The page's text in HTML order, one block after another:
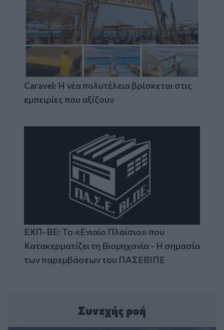
Caravel: Η νέα πολυτέλεια βρίσκεται στις
εμπειρίες που αξίζουν
ΕΧΠ-ΒΕ: Το «Ενιαίο Πλαίσιο» που
Κατακερματίζει τη Βιομηχανία - Η σημασία
των παρεμβάσεων του ΠΑΣΕΒΙΠΕ
Συνεχής ροή